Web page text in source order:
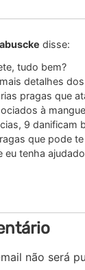
disse:
tudo bem?
detalhes
pragas que
à
9 danificam
que pode
eu tenha
não será